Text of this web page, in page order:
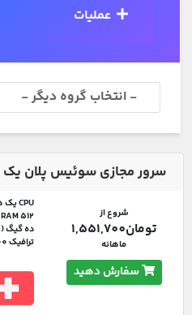
عملیات
سرور مجازی سوئیس پلان یک
CPU یک هسته ای
RAM 512 گیگ
ده گیگ ssd(10GB)
ترافیک 500 گیگ
شروع از
تومان1,551,700
ماهانه
سفارش دهید